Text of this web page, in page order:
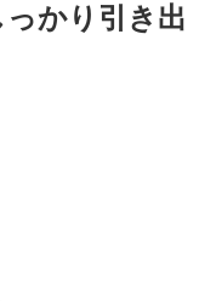
かり引き出